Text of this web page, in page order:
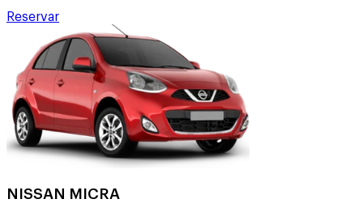
Reservar
NISSAN MICRA